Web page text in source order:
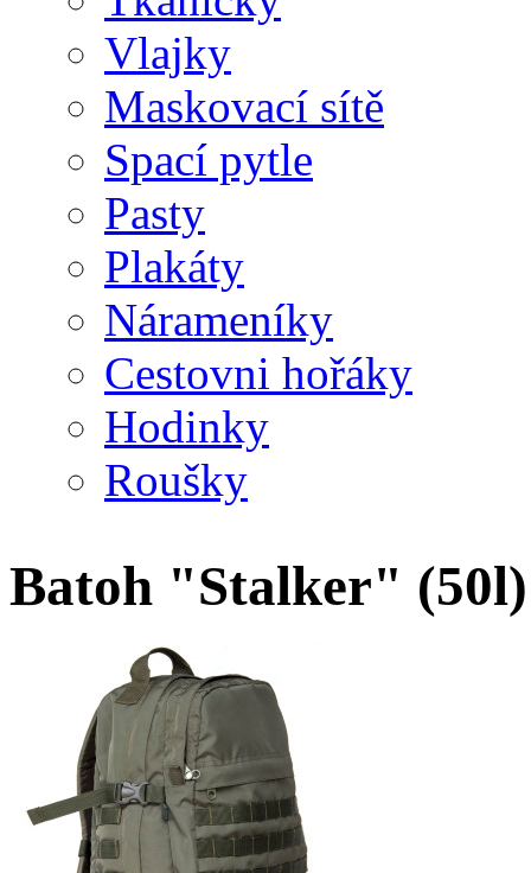
Vlajky
Maskovací sítě
Spací pytle
Pasty
Plakáty
Nárameníky
Cestovni hořáky
Hodinky
Roušky
Batoh "Stalker"